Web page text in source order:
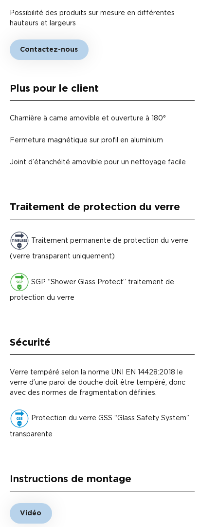
Possibilité des produits sur mesure en différentes
hauteurs et largeurs
Contactez-nous
Plus pour le client
Charnière à came amovible et ouverture à 180°
Fermeture magnétique sur profil en aluminium
Joint d’étanchéité amovible pour un nettoyage facile
Traitement de protection du verre
Traitement permanente de protection du verre
(verre transparent uniquement)
SGP “Shower Glass Protect” traitement de
protection du verre
Sécurité
Verre tempéré selon la norme UNI EN 14428:2018 le
verre d’une paroi de douche doit être tempéré, donc
avec des normes de fragmentation définies.
Protection du verre GSS “Glass Safety System”
transparente
Instructions de montage
Vidéo